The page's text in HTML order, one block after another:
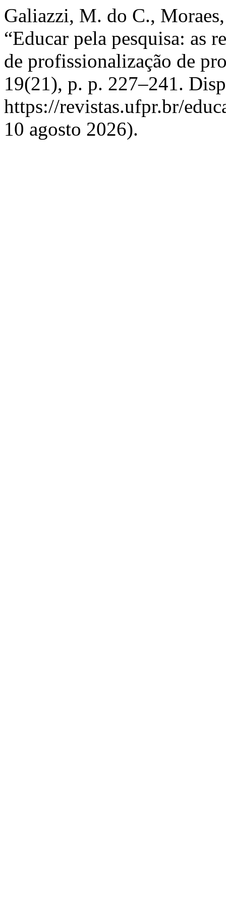
Galiazzi, M. do C.,
“Educar pela pesquisa: as
de profissionalização de
19(21), p. p. 227–241.
https://revistas.ufpr.br/
10 agosto 2026).